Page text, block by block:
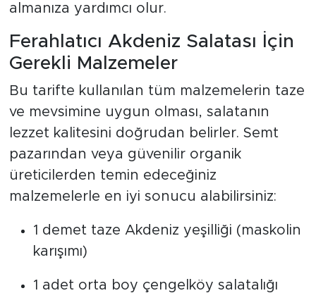
almanıza yardımcı olur.
Ferahlatıcı Akdeniz Salatası İçin
Gerekli Malzemeler
Bu tarifte kullanılan tüm malzemelerin taze
ve mevsimine uygun olması, salatanın
lezzet kalitesini doğrudan belirler. Semt
pazarından veya güvenilir organik
üreticilerden temin edeceğiniz
malzemelerle en iyi sonucu alabilirsiniz:
1 demet taze Akdeniz yeşilliği (maskolin
karışımı)
1 adet orta boy çengelköy salatalığı